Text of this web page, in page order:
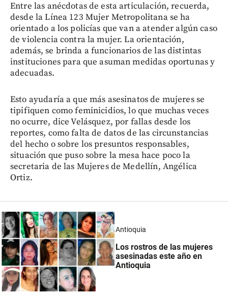
Entre las anécdotas de esta articulación, recuerda,
desde la Línea 123 Mujer Metropolitana se ha
orientado a los policías que van a atender algún caso
de violencia contra la mujer. La orientación,
además, se brinda a funcionarios de las distintas
instituciones para que asuman medidas oportunas y
adecuadas.
Esto ayudaría a que más asesinatos de mujeres se
tipifiquen como feminicidios, lo que muchas veces
no ocurre, dice Velásquez, por fallas desde los
reportes, como falta de datos de las circunstancias
del hecho o sobre los presuntos responsables,
situación que puso sobre la mesa hace poco la
secretaria de las Mujeres de Medellín, Angélica
Ortiz.
Antioquia
Los rostros de las mujeres
asesinadas este año en
Antioquia